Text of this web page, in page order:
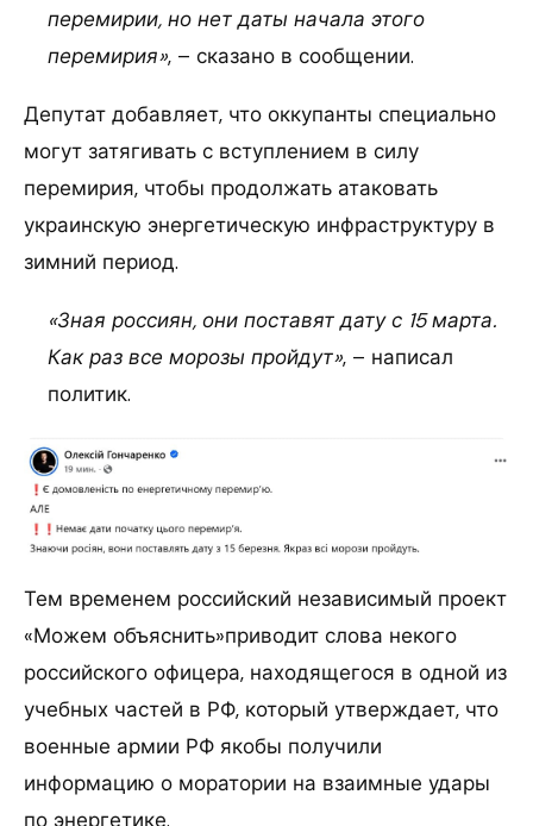
перемирии, но нет даты начала этого
перемирия», – сказано в сообщении.
Депутат добавляет, что оккупанты специально
могут затягивать с вступлением в силу
перемирия, чтобы продолжать атаковать
украинскую энергетическую инфраструктуру в
зимний период.
«Зная россиян, они поставят дату с 15 марта.
Как раз все морозы пройдут», – написал
политик.
Тем временем российский независимый проект
«Можем объяснить»приводит слова некого
российского офицера, находящегося в одной из
учебных частей в РФ, который утверждает, что
военные армии РФ якобы получили
информацию о моратории на взаимные удары
по энергетике.